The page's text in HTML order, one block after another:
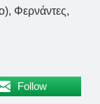
Φερνάντες,
Follow